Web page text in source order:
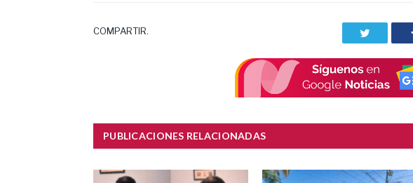
COMPARTIR.
PUBLICACIONES RELACIONADAS